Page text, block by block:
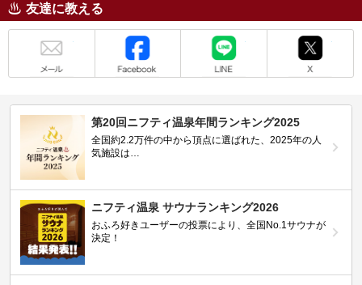
友達に教える
第20回ニフティ温泉年間ランキング2025
全国約2.2万件の中から頂点に選ばれた、2025年の人
気施設は…
ニフティ温泉 サウナランキング2026
おふろ好きユーザーの投票により、全国No.1サウナが
決定！